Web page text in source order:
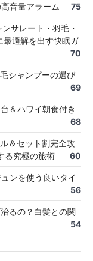
音量アラーム 75
サレート・羽毛・
最適解を出す快眠ガ
70
シャンプーの選び
69
＆ハワイ朝食付き
68
＆セット割完全攻
る究極の旅術
60
ンを使う良いタイ
56
るの？白髪との関
54